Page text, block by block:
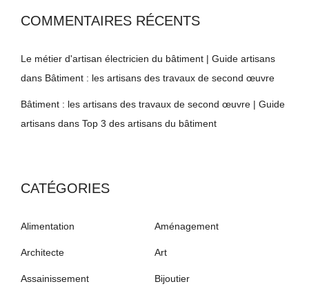
COMMENTAIRES RÉCENTS
Le métier d'artisan électricien du bâtiment | Guide artisans
dans Bâtiment : les artisans des travaux de second œuvre
Bâtiment : les artisans des travaux de second œuvre | Guide
artisans dans Top 3 des artisans du bâtiment
CATÉGORIES
Alimentation Aménagement
Architecte Art
Assainissement Bijoutier